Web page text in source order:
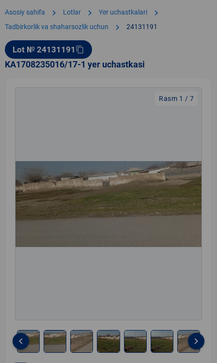
Asosiy sahifa chevron_right Lotlar chevron_right Yer uchastkalari chevron_right
Tadbirkorlik va shaharsozlik uchun chevron_right 24131191
Lot № 24131191 content_copy
KA1708235016/17-1 yer uchastkasi
Rasm 1 / 7
keyboard_arrow_left keyboard_arrow_right